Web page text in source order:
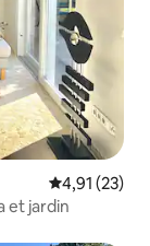
Évaluation
4,91 (23)
et jardin